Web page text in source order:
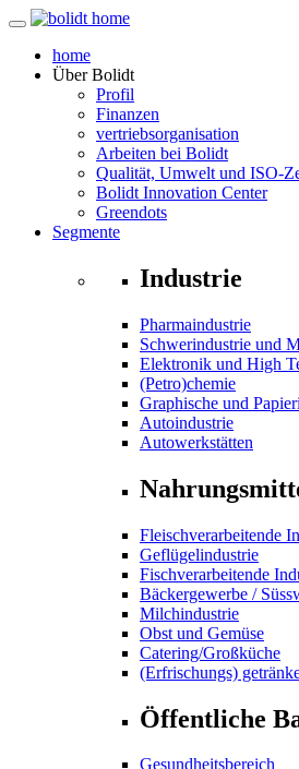
home
ÜberBolidt
Profil
Finanzen
vertriebsorganisation
Arbeiten bei Bolidt
Qualität, Umwelt und ISO-
Bolidt Innovation Center
Greendots
Segmente
Industrie
Pharmaindustrie
Schwerindustrie und
Elektronik und High
(Petro)chemie
Graphische und
Autoindustrie
Autowerkstätten
Fleischverarbeitende
Geflügelindustrie
Fischverarbeitende
Bäckergewerbe /
Milchindustrie
Obst und Gemüse
Catering/Großküche
(Erfrischungs)
Öffentliche
Gesundheitsbereich